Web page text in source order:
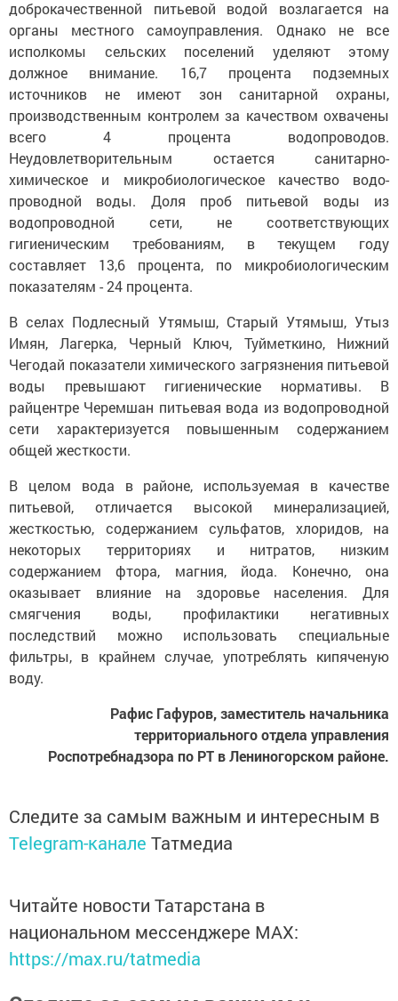
доброкачественной питьевой водой возлагается на
органы местного самоуправления. Однако не все
исполкомы сельских поселений уделяют этому
должное внимание. 16,7 процента подземных
источников не имеют зон санитарной охраны,
производственным контролем за качеством охвачены
всего 4 процента водопроводов.
Неудовлетворительным остается санитарно-
химическое и микробиологическое качество водо-
проводной воды. Доля проб питьевой воды из
водопроводной сети, не соответствующих
гигиеническим требованиям, в текущем году
составляет 13,6 процента, по микробиологическим
показателям - 24 процента.
В селах Подлесный Утямыш, Старый Утямыш, Утыз
Имян, Лагерка, Черный Ключ, Туйметкино, Нижний
Чегодай показатели химического загрязнения питьевой
воды превышают гигиенические нормативы. В
райцентре Черемшан питьевая вода из водопроводной
сети характеризуется повышенным содержанием
общей жесткости.
В целом вода в районе, используемая в качестве
питьевой, отличается высокой минерализацией,
жесткостью, содержанием сульфатов, хлоридов, на
некоторых территориях и нитратов, низким
содержанием фтора, магния, йода. Конечно, она
оказывает влияние на здоровье населения. Для
смягчения воды, профилактики негативных
последствий можно использовать специальные
фильтры, в крайнем случае, употреблять кипяченую
воду.
Рафис Гафуров, заместитель начальника
территориального отдела управления
Роспотребнадзора по РТ в Лениногорском районе.
Следите за самым важным и интересным в
Telegram-канале Татмедиа
Читайте новости Татарстана в
национальном мессенджере MАХ:
https://max.ru/tatmedia